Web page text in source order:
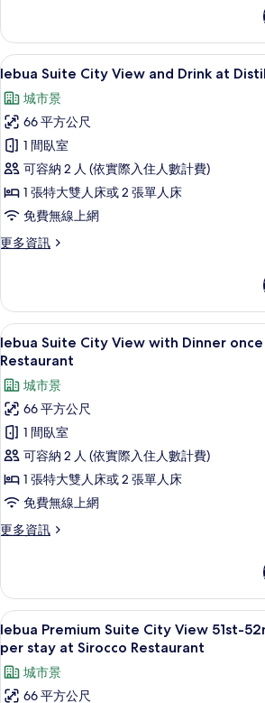
per
stay
at
Breeze
Restaurant
的
所
有
相
Suite
City
View
52nd
Flr
Dinner
once
per
stay
at
Breeze
的
顯
示
lebua
Suite
City
View
and
Drink
at
Distil
的
所
有
相
片
1 間臥室
8
lebua Suite City View and Drink at
城市景
66 平方公尺
1 間臥室
可容納 2 人 (依實際入住人數計費)
1 張特大雙人床或 2 張單人床
免費無線上網
更多資訊
更
City
View
and
Drink
Distil
Bar
的
詳
情
顯
示
lebua
Suite
City
View
with
Dinner
once
per
Sirocco
Restaurant
的
所
有
1 間臥室
7
lebua Suite City View with Dinner
Restaurant
城市景
66 平方公尺
1 間臥室
可容納 2 人 (依實際入住人數計費)
1 張特大雙人床或 2 張單人床
免費無線上網
更多資訊
更
City
View
with
Dinner
once
per
stay
顯
示
lebua
Premium
1 間臥室
8
lebua Premium Suite City View 51st-
per stay at Sirocco Restaurant
城市景
66 平方公尺